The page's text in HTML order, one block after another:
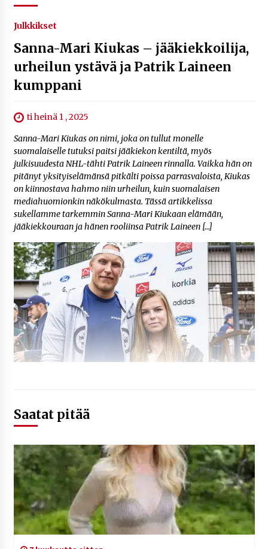
Julkkikset
Sanna-Mari Kiukas – jääkiekkoilija,
urheilun ystävä ja Patrik Laineen
kumppani
ti heinä 1 , 2025
Sanna-Mari Kiukas on nimi, joka on tullut monelle
suomalaiselle tutuksi paitsi jääkiekon kentiltä, myös
julkisuudesta NHL-tähti Patrik Laineen rinnalla. Vaikka hän on
pitänyt yksityiselämänsä pitkälti poissa parrasvaloista, Kiukas
on kiinnostava hahmo niin urheilun, kuin suomalaisen
mediahuomionkin näkökulmasta. Tässä artikkelissa
sukellamme tarkemmin Sanna-Mari Kiukaan elämään,
jääkiekkouraan ja hänen rooliinsa Patrik Laineen […]
Saatat pitää